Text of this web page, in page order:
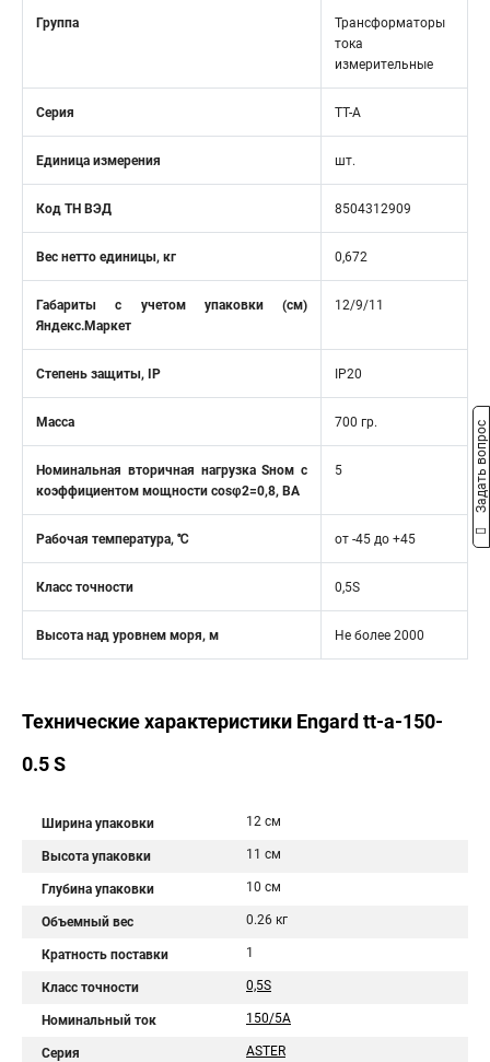
Группа
Трансформаторы
тока
измерительные
Серия TT-A
Единица измерения шт.
Код ТН ВЭД 8504312909
Вес нетто единицы, кг 0,672
Габариты с учетом упаковки (см)
Яндекс.Маркет
12/9/11
Степень защиты, IP IP20
Масса 700 гр.
Номинальная вторичная нагрузка Sном с
коэффициентом мощности cosφ2=0,8, ВА
5
Рабочая температура, ℃ от -45 до +45
Класс точности 0,5S
Высота над уровнем моря, м Не более 2000
Технические характеристики Engard tt-a-150-
0.5 S
Ширина упаковки 12 см
Высота упаковки 11 см
Глубина упаковки 10 см
Объемный вес 0.26 кг
Кратность поставки 1
Класс точности 0,5S
Номинальный ток 150/5A
Серия ASTER
Задать вопрос